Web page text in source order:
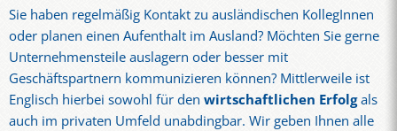
Sie haben regelmäßig Kontakt zu ausländischen KollegInnen
oder planen einen Aufenthalt im Ausland? Möchten Sie gerne
Unternehmensteile auslagern oder besser mit
Geschäftspartnern kommunizieren können? Mittlerweile ist
Englisch hierbei sowohl für den wirtschaftlichen Erfolgals
auch im privaten Umfeld unabdingbar. Wir geben Ihnen alle